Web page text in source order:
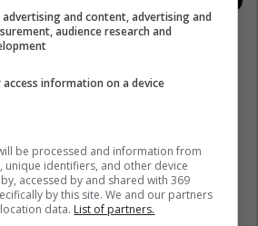
advertising and content, advertising and
audience research and
information on a device
be processed and information from
unique identifiers, and other device
accessed by and shared with 369
by this site. We and our partners
data. List of partners.